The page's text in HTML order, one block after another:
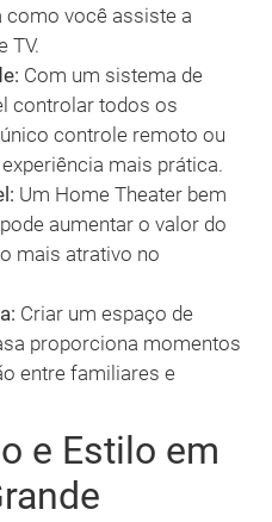
você assiste a
TV.
Com um sistema de
controlar todos os
controle remoto ou
mais prática.
Um Home Theater bem
aumentar o valor do
mais atrativo no
Criar um espaço de
proporciona momentos
entre familiares e
e Estilo em